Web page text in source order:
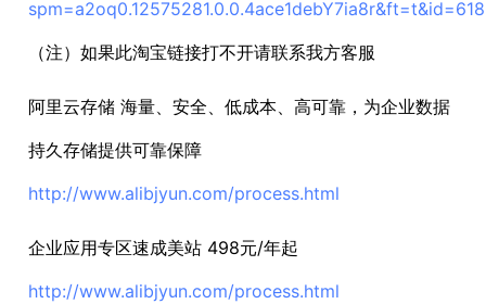
（注）如果此淘宝链接打不开请联系我方客服
阿里云存储 海量、安全、低成本、高可靠，为企业数据
持久存储提供可靠保障
http://www.alibjyun.com/process.html
企业应用专区速成美站 498元/年起
http://www.alibjyun.com/process.html